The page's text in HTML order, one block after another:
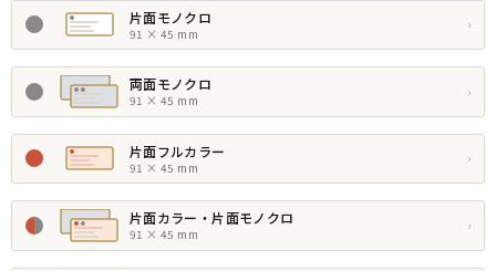
片面モノクロ
91 × 45 mm
›
両面モノクロ
91 × 45 mm
›
片面フルカラー
91 × 45 mm
›
片面カラー・片面モノクロ
91 × 45 mm
›